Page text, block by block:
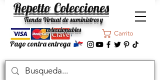
Carrito
Pago contra entrega
Repetto Colecciones
Tienda Virtual de suministros y
coleccionables